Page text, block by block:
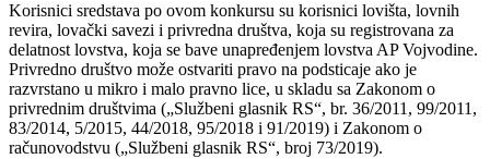
Korisnici sredstava po ovom konkursu su korisnici lovišta, lovnih
revira, lovački savezi i privredna društva, koja su registrovana za
delatnost lovstva, koja se bave unapređenjem lovstva AP Vojvodine.
Privredno društvo može ostvariti pravo na podsticaje ako je
razvrstano u mikro i malo pravno lice, u skladu sa Zakonom o
privrednim društvima („Službeni glasnik RS“, br. 36/2011, 99/2011,
83/2014, 5/2015, 44/2018, 95/2018 i 91/2019) i Zakonom o
računovodstvu („Službeni glasnik RS“, broj 73/2019).